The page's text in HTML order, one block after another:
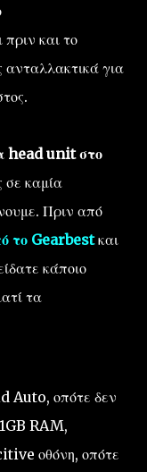
και το
ανταλλακτικά για
head unit στο
σε καμία
Πριν από
το Gearbestκαι
κάποιο
τα
Auto, οπότε δεν
RAM,
οθόνη, οπότε